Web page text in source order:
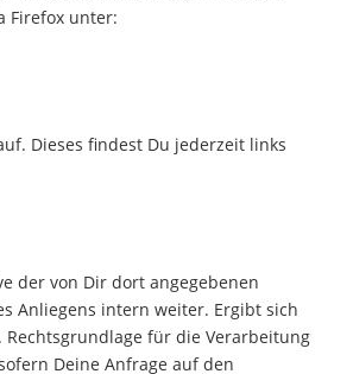
Firefox unter:
Dieses findest Du jederzeit links
der von Dir dort angegebenen
Anliegens intern weiter. Ergibt sich
Rechtsgrundlage für die Verarbeitung
Deine Anfrage auf den